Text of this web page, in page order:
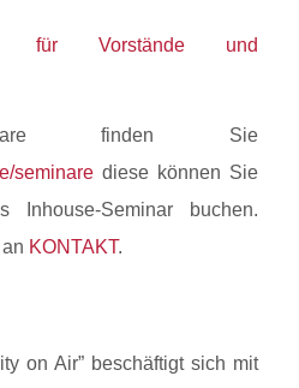
für Vorstände und
finden Sie
seminarediese können Sie
Inhouse-Seminar buchen.
KONTAKT.
on Air” beschäftigt sich mit